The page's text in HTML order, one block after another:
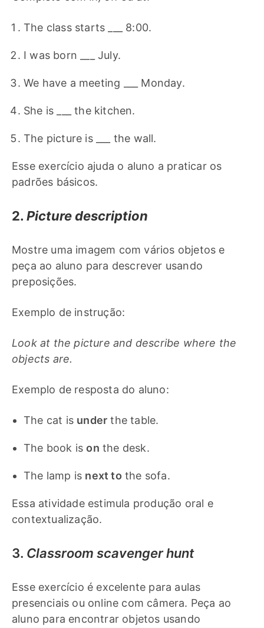
The class starts ___ 8:00.
I was born ___ July.
We have a meeting ___ Monday.
She is ___ the kitchen.
The picture is ___ the wall.
Esse exercício ajuda o aluno a praticar os
padrões básicos.
2. Picture description
Mostre uma imagem com vários objetos e
peça ao aluno para descrever usando
preposições.
Exemplo de instrução:
Look at the picture and describe where the
objects are.
Exemplo de resposta do aluno:
The cat is under the table.
The book ison the desk.
The lamp is next to the sofa.
Essa atividade estimula produção oral e
contextualização.
3. Classroom scavenger hunt
Esse exercício é excelente para aulas
presenciais ou online com câmera. Peça ao
aluno para encontrar objetos usando